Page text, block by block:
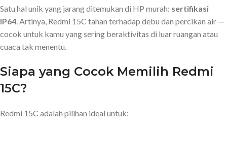
Satu hal unik yang jarang ditemukan di HP murah: sertifikasi
IP64 . Artinya, Redmi 15C tahan terhadap debu dan percikan air —
cocok untuk kamu yang sering beraktivitas di luar ruangan atau
cuaca tak menentu.
Siapa yang Cocok Memilih Redmi
15C?
Redmi 15C adalah pilihan ideal untuk: